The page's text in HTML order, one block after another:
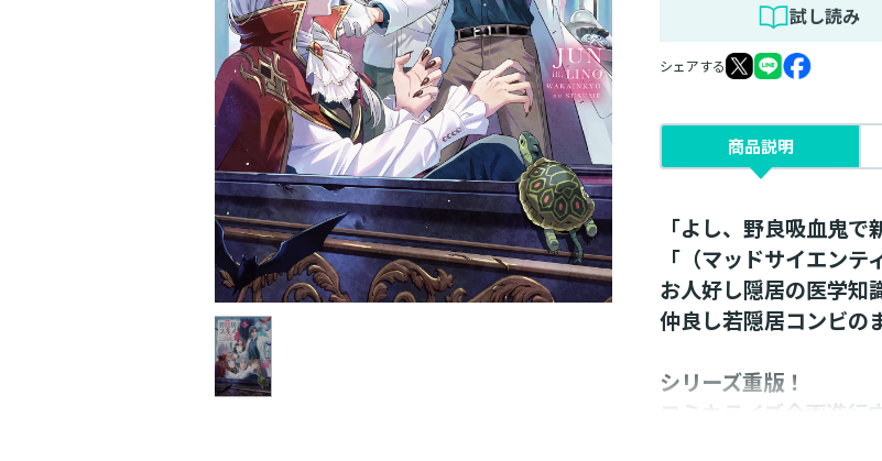
試し読み
シェアする
商品説明
「よし、野良吸血鬼で
「（マッドサイエン
お人好し隠居の医学知
仲良し若隠居コンビの
シリーズ重版！
コミカライズ企画進行中
書き下ろし番外編2本